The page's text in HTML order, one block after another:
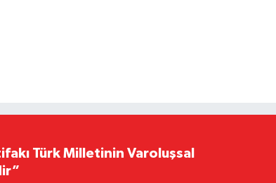
Türk Milletinin Varoluşsal